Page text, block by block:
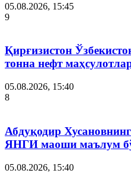
05.08.2026, 15:45
9
Қирғизистон
тонна нефт
05.08.2026, 15:40
8
Абдуқодир
ЯНГИ маоши маълум
05.08.2026, 15:40